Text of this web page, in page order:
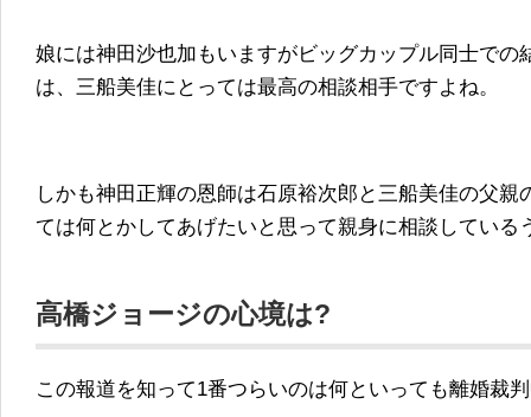
娘には神田沙也加もいますがビッグカップル同士での
は、三船美佳にとっては最高の相談相手ですよね。
しかも神田正輝の恩師は石原裕次郎と三船美佳の父
ては何とかしてあげたいと思って親身に相談してい
高橋ジョージの心境は?
この報道を知って1番つらいのは何といっても離婚裁